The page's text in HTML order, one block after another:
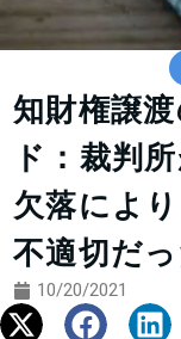
知財権譲
ド：裁判
欠落によ
不適切だ
10/20/2021